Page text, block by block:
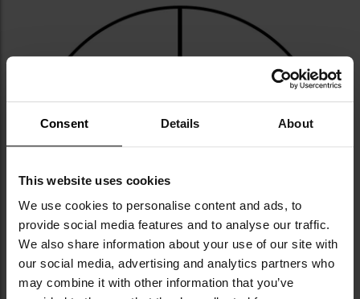
Consent Details About
This website uses cookies
We use cookies to personalise content and ads, to
provide social media features and to analyse our traffic.
We also share information about your use of our site with
our social media, advertising and analytics partners who
may combine it with other information that you’ve